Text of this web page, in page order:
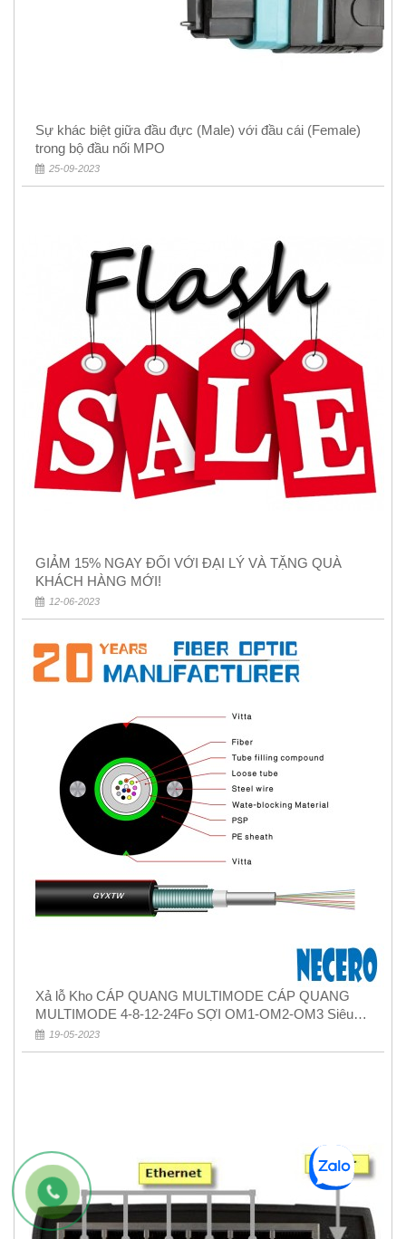
Sự khác biệt giữa đầu đực (Male) với đầu cái (Female)
trong bộ đầu nối MPO
25-09-2023
GIẢM 15% NGAY ĐỐI VỚI ĐẠI LÝ VÀ TẶNG QUÀ
KHÁCH HÀNG MỚI!
12-06-2023
Xả lỗ Kho CÁP QUANG MULTIMODE CÁP QUANG
MULTIMODE 4-8-12-24Fo SỢI OM1-OM2-OM3 Siêu
Rẻ 5k
19-05-2023